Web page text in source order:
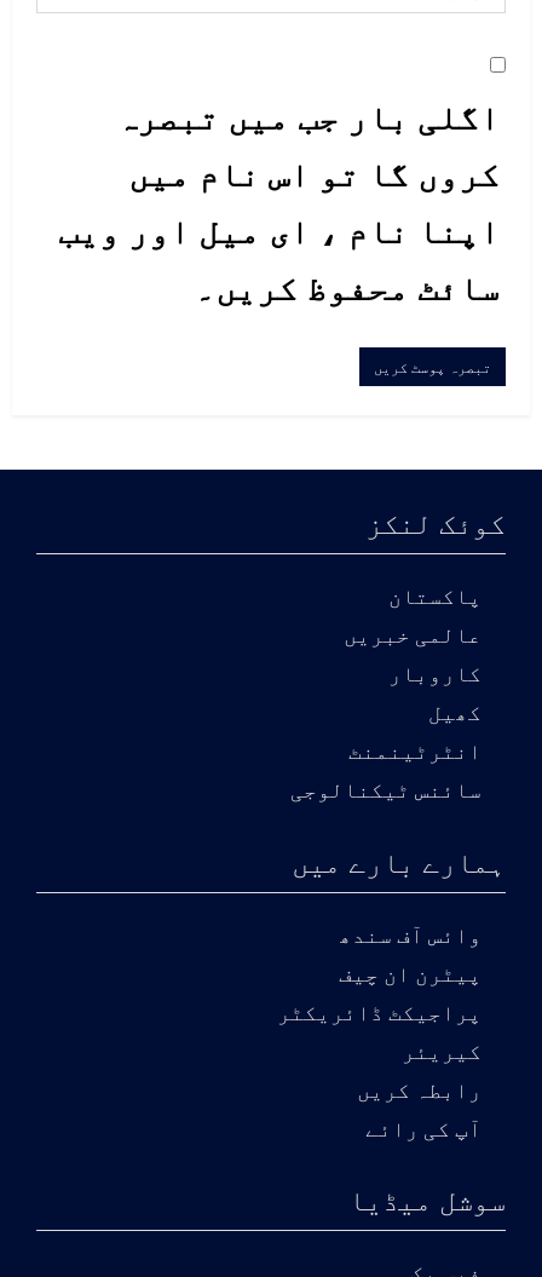
اگلی بار جب میں تبصرہ
کروں گا تو اس نام میں
اپنا نام ، ای میل اور ویب
سائٹ محفوظ کریں۔
کوئک لنکز
پاکستان
عالمی خبریں
کاروبار
کھیل
انٹرٹینمنٹ
سائنس ٹیکنالوجی
ہمارے بارے میں
وائس آف سندھ
پیٹرن ان چیف
پراجیکٹ ڈائریکٹر
کیریئر
رابطہ کریں
آپ کی رائے
سوشل میڈیا